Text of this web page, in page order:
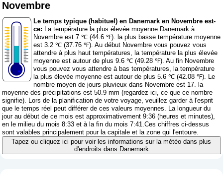
Novembre
Le temps typique (habituel) en Danemark en Novembre est-
ce: La température la plus élevée moyenne Danemark à
Novembre est 7 ℃ (44.6 ℉). la plus basse température moyenne
est 3.2 ℃ (37.76 ℉). Au début Novembre vous pouvez vous
attendre à plus haut températures, la température la plus élevée
moyenne est autour de plus 9.6 ℃ (49.28 ℉). Au fin Novembre
vous pouvez vous attendre à bas températures, la température
la plus élevée moyenne est autour de plus 5.6 ℃ (42.08 ℉). Le
nombre moyen de jours pluvieux dans Novembre est 17. la
moyenne des précipitations est 50.9 mm (regardez ici, ce que ce nombre
signifie). Lors de la planification de votre voyage, veuillez garder à l'esprit
que le temps réel peut différer de ces valeurs moyennes. La longueur du
jour au début de ce mois est approximativement 9:36 (heures et minutes),
en le milieu du mois 8:33 et à la fin du mois 7:41.Ces chiffres ci-dessus
sont valables principalement pour la capitale et la zone qui l'entoure.
Tapez ou cliquez ici pour voir les informations sur la météo dans plus
d'endroits dans Danemark